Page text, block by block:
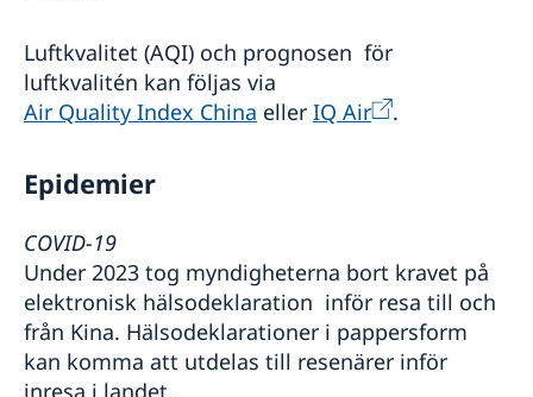
Luftkvalitet (AQI) och prognosen för
luftkvalitén kan följas via
Air Quality Index China eller IQ Air .
Epidemier
COVID-19
Under 2023 tog myndigheterna bort kravet på
elektronisk hälsodeklaration inför resa till och
från Kina. Hälsodeklarationer i pappersform
kan komma att utdelas till resenärer inför
inresa i landet.